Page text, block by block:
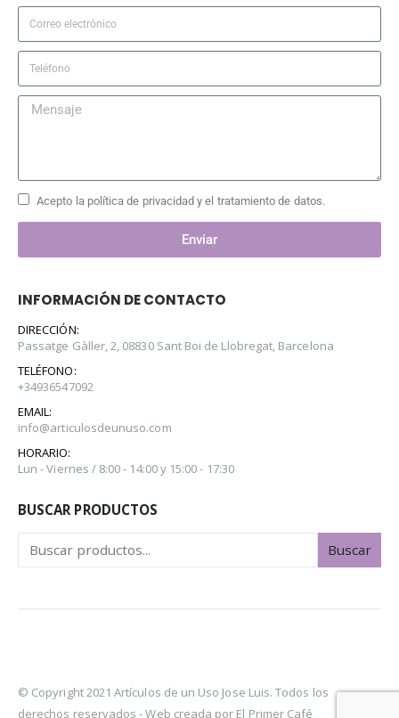
Acepto la política de privacidad y el tratamiento de datos.
Enviar
INFORMACIÓN DE CONTACTO
DIRECCIÓN:
Passatge Gàller, 2, 08830 Sant Boi de Llobregat, Barcelona
TELÉFONO:
+34936547092
EMAIL:
info@articulosdeunuso.com
HORARIO:
Lun - Viernes / 8:00 - 14:00 y 15:00 - 17:30
BUSCAR PRODUCTOS
Buscar
© Copyright 2021 Artículos de un Uso Jose Luis. Todos los
derechos reservados -Web creada por El Primer Café